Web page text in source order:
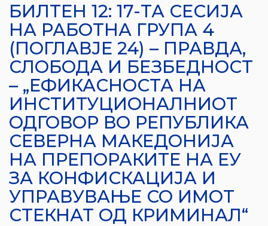
БИЛТЕН 12: 17-ТА СЕСИЈА
НА РАБОТНА ГРУПА 4
(ПОГЛАВЈЕ 24) – ПРАВДА,
СЛОБОДА И БЕЗБЕДНОСТ
– „ЕФИКАСНОСТА НА
ИНСТИТУЦИОНАЛНИОТ
ОДГОВОР ВО РЕПУБЛИКА
СЕВЕРНА МАКЕДОНИЈА
НА ПРЕПОРАКИТЕ НА ЕУ
ЗА КОНФИСКАЦИЈА И
УПРАВУВАЊЕ СО ИМОТ
СТЕКНАТ ОД КРИМИНАЛ“